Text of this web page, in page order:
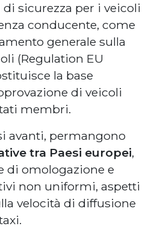
sicurezza per i veicoli
conducente, come
generale sulla
(Regulation EU
la base
di veicoli
membri.
avanti, permangono
tra Paesi europei,
di omologazione e
non uniformi, aspetti
velocità di diffusione